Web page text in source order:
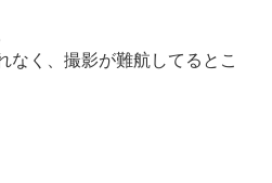
なく、撮影が難航してるとこ